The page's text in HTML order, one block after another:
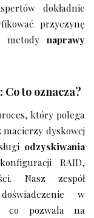
dokładnie
przyczynę
metody naprawy
to oznacza?
który polega
dyskowej
odzyskiwania
RAID,
Nasz zespół
w
co pozwala na